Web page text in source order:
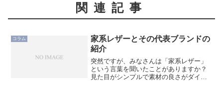
関連記事
コラム
家系レザーとその代表ブランドの
紹介
突然ですが、みなさんは「家系レザー」
という言葉を聞いたことがありますか？
見た目がシンプルで素材の良さがダイレ